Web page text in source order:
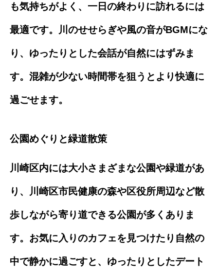
も気持ちがよく、一日の終わりに訪れるには
最適です。川のせせらぎや風の音がBGMにな
り、ゆったりとした会話が自然にはずみま
す。混雑が少ない時間帯を狙うとより快適に
過ごせます。
公園めぐりと緑道散策
川崎区内には大小さまざまな公園や緑道があ
り、川崎区市民健康の森や区役所周辺など散
歩しながら寄り道できる公園が多くありま
す。お気に入りのカフェを見つけたり自然の
中で静かに過ごすと、ゆったりとしたデート